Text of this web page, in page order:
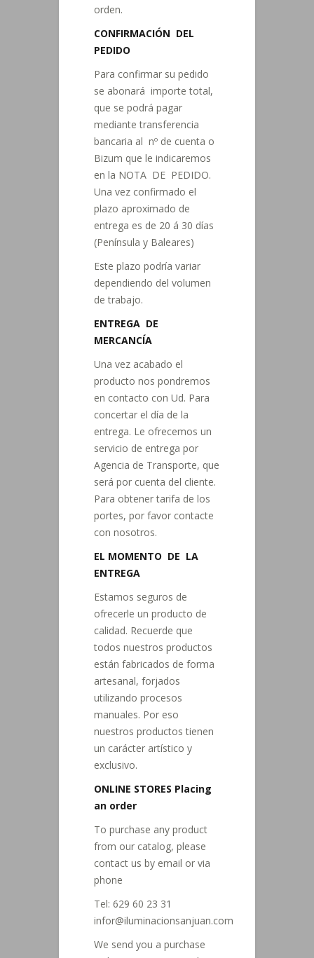
orden.
CONFIRMACIÓN DEL
PEDIDO
Para confirmar su pedido
se abonará importe total,
que se podrá pagar
mediante transferencia
bancaria al nº de cuenta o
Bizum que le indicaremos
en la NOTA DE PEDIDO.
Una vez confirmado el
plazo aproximado de
entrega es de 20 á 30 días
(Península y Baleares)
Este plazo podría variar
dependiendo del volumen
de trabajo.
ENTREGA DE
MERCANCÍA
Una vez acabado el
producto nos pondremos
en contacto con Ud. Para
concertar el día de la
entrega. Le ofrecemos un
servicio de entrega por
Agencia de Transporte, que
será por cuenta del cliente.
Para obtener tarifa de los
portes, por favor contacte
con nosotros.
EL MOMENTO DE LA
ENTREGA
Estamos seguros de
ofrecerle un producto de
calidad. Recuerde que
todos nuestros productos
están fabricados de forma
artesanal, forjados
utilizando procesos
manuales. Por eso
nuestros productos tienen
un carácter artístico y
exclusivo.
ONLINE STORES Placing
an order
To purchase any product
from our catalog, please
contact us by email or via
phone
Tel: 629 60 23 31
infor@iluminacionsanjuan.com
We send you a purchase